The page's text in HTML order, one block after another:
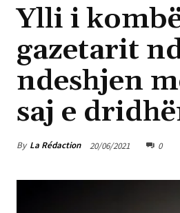
Ylli i
gazetarit
ndeshjen
saj e
By La Rédaction 20/06/2021 0